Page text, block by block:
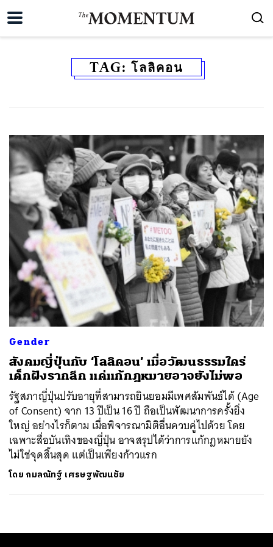
TAG: โลลิคอน
Gender
สังคมญี่ปุ่นกับ ‘โลลิคอน’ เมื่อวัฒนธรรมใคร่
เด็กฝังรากลึก แค่แก้กฎหมายอาจยังไม่พอ
รัฐสภาญี่ปุ่นปรับอายุที่สามารถยินยอมมีเพศสัมพันธ์ได้ (Age
of Consent) จาก 13 ปีเป็น 16 ปี ถือเป็นพัฒนาการครั้งยิ่ง
ใหญ่ อย่างไรก็ตาม เมื่อพิจารณามิติอื่นควบคู่ไปด้วย โดย
เฉพาะสื่อบันเทิงของญี่ปุ่น อาจสรุปได้ว่าการแก้กฎหมายยัง
ไม่ใช่จุดสิ้นสุด แต่เป็นเพียงก้าวแรก
โดย กมลณัทฐ์ เศรษฐพัฒนชัย
ค้นหา
SHARE TWEET LINE EMAIL